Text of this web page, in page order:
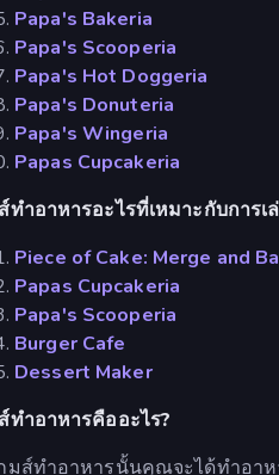
Papa's Bakeria
Papa's Scooperia
Papa's Hot Doggeria
Papa's Donuteria
Papa's Wingeria
Papas Cupcakeria
ทำอาหารอะไรที่เหมาะกับการ
Piece of Cake: Merge and
Papas Cupcakeria
Papa's Scooperia
Burger Cafe
Dessert Maker
ทำอาหารคืออะไร?
มส์ทำอาหารนั้นคุณจะได้ทำอา